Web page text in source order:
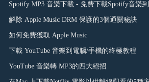
Spotify MP3 音樂下載 - 免費下載Spotify音樂
解除 Apple Music DRM 保護的3個通關秘訣
如何免費獲取 Apple Music
下載 YouTube 音樂到電腦/手機的終極教程
YouTube 音樂轉 MP3的四大絕招